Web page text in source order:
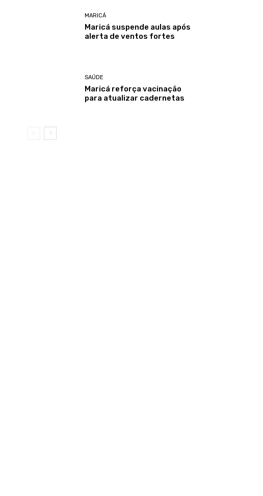
MARICÁ
Maricá suspende aulas após
alerta de ventos fortes
SAÚDE
Maricá reforça vacinação
para atualizar cadernetas